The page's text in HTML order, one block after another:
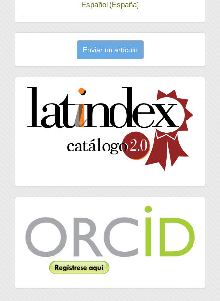
Español (España)
artículo
Enviar un artículo
latindex